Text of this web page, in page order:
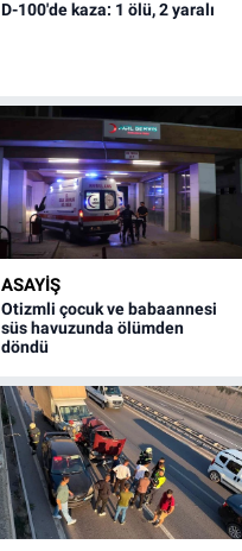
D-100'de kaza: 1 ölü, 2 yaralı
ASAYİŞ
Otizmli çocuk ve babaannesi
süs havuzunda ölümden
döndü